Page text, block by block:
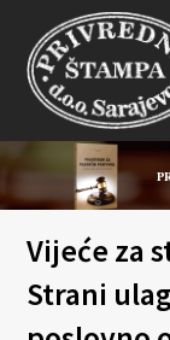
Vijeće za
Strani